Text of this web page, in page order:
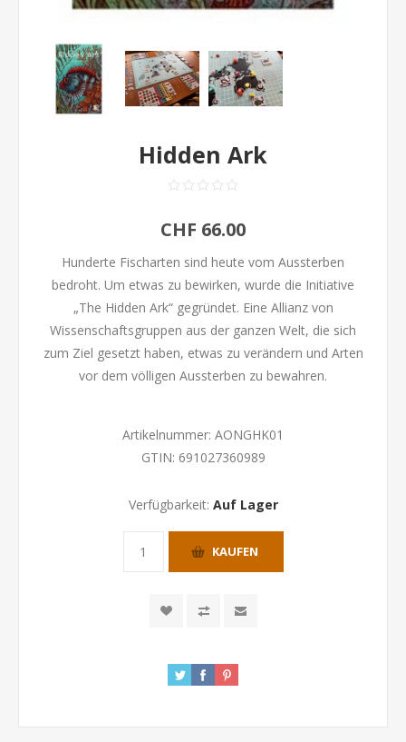
Hidden Ark
CHF 66.00
Hunderte Fischarten sind heute vom Aussterben
bedroht. Um etwas zu bewirken, wurde die Initiative
„The Hidden Ark“ gegründet. Eine Allianz von
Wissenschaftsgruppen aus der ganzen Welt, die sich
zum Ziel gesetzt haben, etwas zu verändern und Arten
vor dem völligen Aussterben zu bewahren.
Artikelnummer: AONGHK01
GTIN: 691027360989
Verfügbarkeit: Auf Lager
KAUFEN